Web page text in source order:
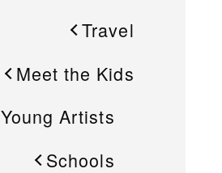
Travel
Meet the Kids
Young Artists
Schools